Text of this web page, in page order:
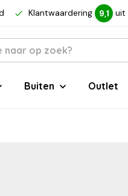
Klantwaardering 9,1 uit
Buiten Outlet